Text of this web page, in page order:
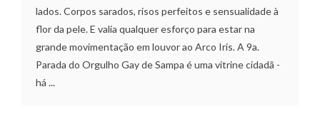
lados. Corpos sarados, risos perfeitos e sensualidade à
flor da pele. E valia qualquer esforço para estar na
grande movimentação em louvor ao Arco Iris. A 9a.
Parada do Orgulho Gay de Sampa é uma vitrine cidadã -
há ...